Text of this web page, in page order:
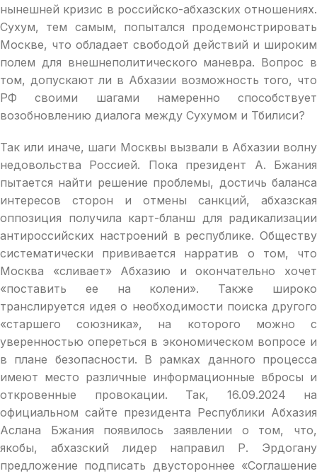
нынешней кризис в российско-абхазских отношениях.
Сухум, тем самым, попытался продемонстрировать
Москве, что обладает свободой действий и широким
полем для внешнеполитического маневра. Вопрос в
том, допускают ли в Абхазии возможность того, что
РФ своими шагами намеренно способствует
возобновлению диалога между Сухумом и Тбилиси?
Так или иначе, шаги Москвы вызвали в Абхазии волну
недовольства Россией. Пока президент А. Бжания
пытается найти решение проблемы, достичь баланса
интересов сторон и отмены санкций, абхазская
оппозиция получила карт-бланш для радикализации
антироссийских настроений в республике. Обществу
систематически прививается нарратив о том, что
Москва «сливает» Абхазию и окончательно хочет
«поставить ее на колени». Также широко
транслируется идея о необходимости поиска другого
«старшего союзника», на которого можно с
уверенностью опереться в экономическом вопросе и
в плане безопасности. В рамках данного процесса
имеют место различные информационные вбросы и
откровенные провокации. Так, 16.09.2024 на
официальном сайте президента Республики Абхазия
Аслана Бжания появилось заявлении о том, что,
якобы, абхазский лидер направил Р. Эрдогану
предложение подписать двустороннее «Соглашение